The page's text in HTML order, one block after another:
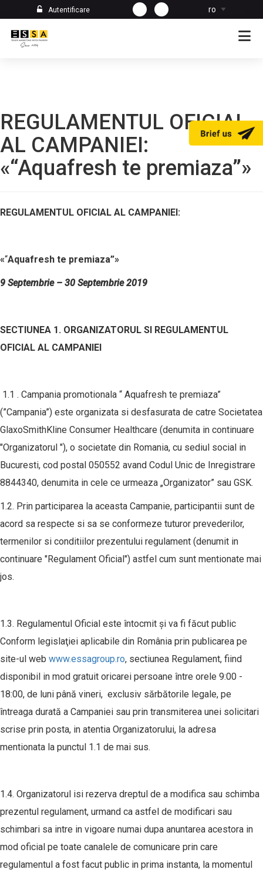
Autentificare ro
REGULAMENTUL OFICIAL
AL CAMPANIEI:
«“Aquafresh te premiaza”»
REGULAMENTUL OFICIAL AL CAMPANIEI:
«“Aquafresh te premiaza”»
9 Septembrie – 30 Septembrie 2019
SECTIUNEA 1. ORGANIZATORUL SI REGULAMENTUL
OFICIAL AL CAMPANIEI
1.1 . Campania promotionala “ Aquafresh te premiaza”
(”Campania”) este organizata si desfasurata de catre Societatea
GlaxoSmithKline Consumer Healthcare (denumita in continuare
"Organizatorul "), o societate din Romania, cu sediul social in
Bucuresti, cod postal 050552 avand Codul Unic de Inregistrare
8844340, denumita in cele ce urmeaza „Organizator” sau GSK.
1.2. Prin participarea la aceasta Campanie, participantii sunt de
acord sa respecte si sa se conformeze tuturor prevederilor,
termenilor si conditiilor prezentului regulament (denumit in
continuare "Regulament Oficial") astfel cum sunt mentionate mai
jos.
1.3. Regulamentul Oficial este întocmit şi va fi făcut public
Conform legislaţiei aplicabile din România prin publicarea pe
site-ul web www.essagroup.ro, sectiunea Regulament, fiind
disponibil in mod gratuit oricarei persoane între orele 9:00 -
18:00, de luni până vineri, exclusiv sărbătorile legale, pe
întreaga durată a Campaniei sau prin transmiterea unei solicitari
scrise prin posta, in atentia Organizatorului, la adresa
mentionata la punctul 1.1 de mai sus.
1.4. Organizatorul isi rezerva dreptul de a modifica sau schimba
prezentul regulament, urmand ca astfel de modificari sau
schimbari sa intre in vigoare numai dupa anuntarea acestora in
mod oficial pe toate canalele de comunicare prin care
regulamentul a fost facut public in prima instanta, la momentul